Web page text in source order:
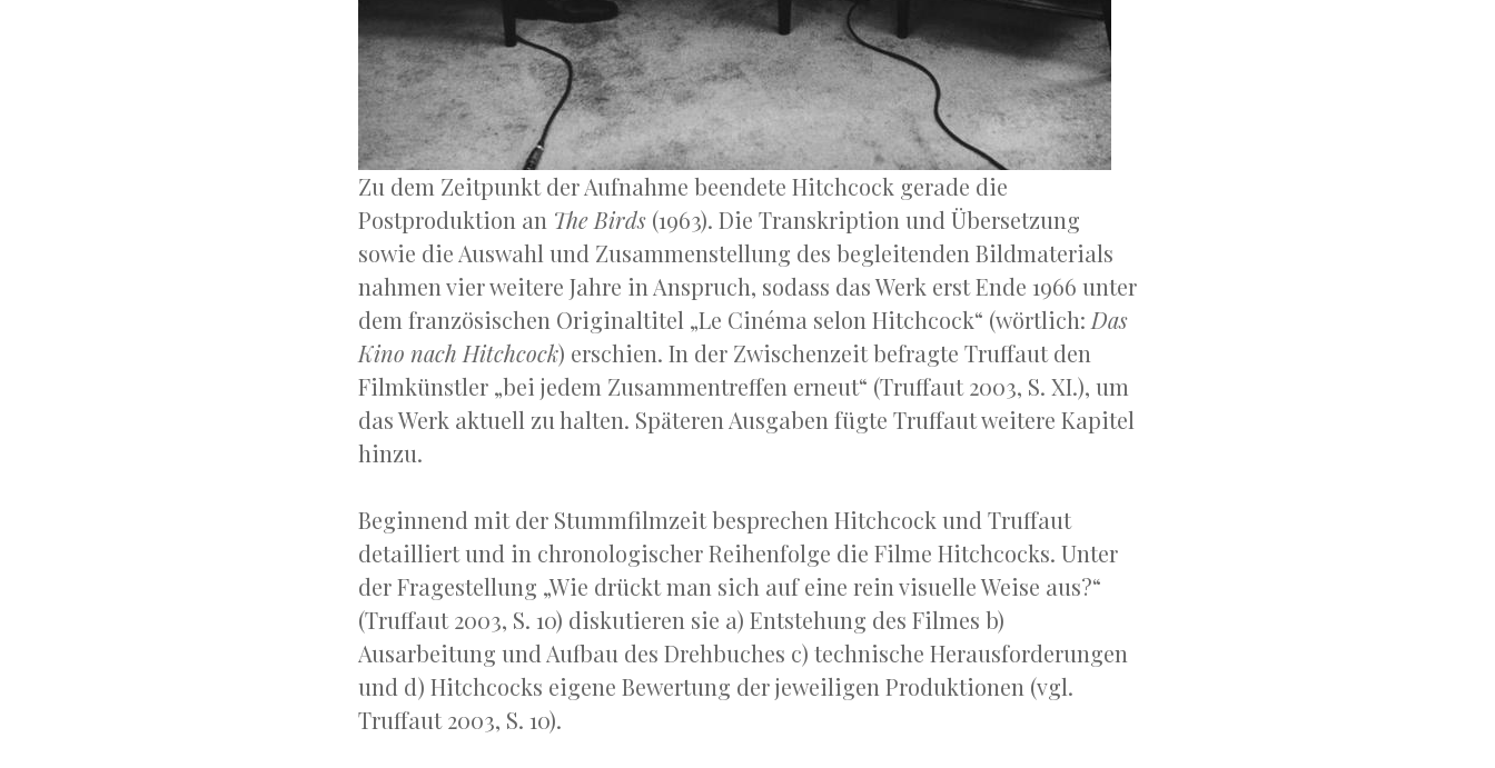
Zu dem Zeitpunkt der Aufnahme beendete Hitchcock gerade die
Postproduktion an The Birds (1963). Die Transkription und Übersetzung
sowie die Auswahl und Zusammenstellung des begleitenden Bildmaterials
nahmen vier weitere Jahre in Anspruch, sodass das Werk erst Ende 1966 unter
dem französischen Originaltitel „Le Cinéma selon Hitchcock“ (wörtlich: Das
Kino nach Hitchcock) erschien. In der Zwischenzeit befragte Truffaut den
Filmkünstler „bei jedem Zusammentreffen erneut“ (Truffaut 2003, S. XI.), um
das Werk aktuell zu halten. Späteren Ausgaben fügte Truffaut weitere Kapitel
hinzu.
Beginnend mit der Stummfilmzeit besprechen Hitchcock und Truffaut
detailliert und in chronologischer Reihenfolge die Filme Hitchcocks. Unter
der Fragestellung „Wie drückt man sich auf eine rein visuelle Weise aus?“
(Truffaut 2003, S. 10) diskutieren sie a) Entstehung des Filmes b)
Ausarbeitung und Aufbau des Drehbuches c) technische Herausforderungen
und d) Hitchcocks eigene Bewertung der jeweiligen Produktionen (vgl.
Truffaut 2003, S. 10).